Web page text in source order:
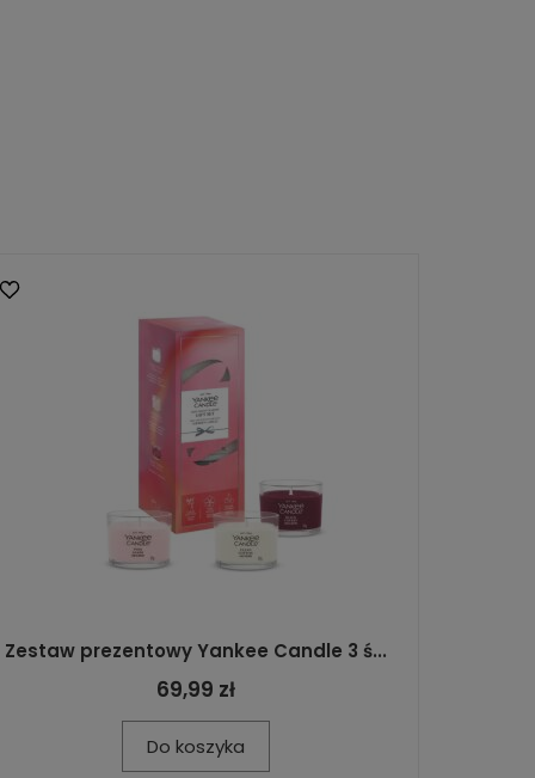
Zestaw prezentowy Yankee Candle 3 ś...
69,99 zł
Do koszyka